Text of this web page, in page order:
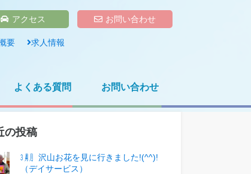
アクセス お問い合わせ
要 求人情報
よくある質問 お問い合わせ
の投稿
㋂㋃、沢山お花を見に行きました!(^^)!
（デイサービス）